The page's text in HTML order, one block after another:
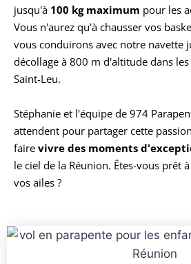
jusqu'à 100 kg maximum pour les
Vous n'aurez qu'à chausser vos
vous conduirons avec notre navette
décollage à 800 m d'altitude dans
Saint-Leu.
Stéphanie et l'équipe de 974
attendent pour partager cette
faire vivre des moments
le ciel de la Réunion. Êtes-vous prêt
vos ailes ?